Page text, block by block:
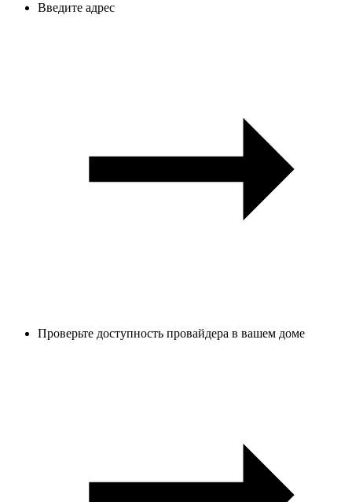
Введите адрес
Проверьте доступность провайдера в вашем доме